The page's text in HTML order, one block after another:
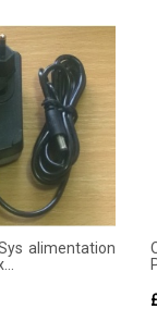
alimentation